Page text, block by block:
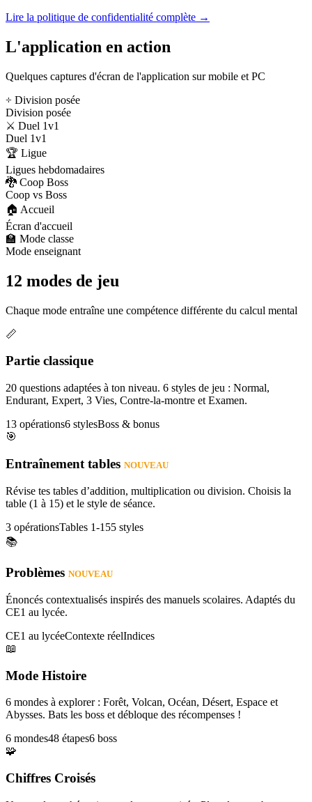
Lire la politique de confidentialité complète →
L'application en action
Quelques captures d'écran de l'application sur mobile et PC
÷ Division posée
Division posée
⚔️ Duel 1v1
Duel 1v1
🏆 Ligue
Ligues hebdomadaires
🐉 Coop Boss
Coop vs Boss
🏠 Accueil
Écran d'accueil
🏫 Mode classe
Mode enseignant
12 modes de jeu
Chaque mode entraîne une compétence différente du calcul mental
📏
Partie classique
20 questions adaptées à ton niveau. 6 styles de jeu : Normal,
Endurant, Expert, 3 Vies, Contre-la-montre et Examen.
13 opérations6 stylesBoss & bonus
🎯
Entraînement tables NOUVEAU
Révise tes tables d’addition, multiplication ou division. Choisis la
table (1 à 15) et le style de séance.
3 opérationsTables 1-155 styles
📚
Problèmes NOUVEAU
Énoncés contextualisés inspirés des manuels scolaires. Adaptés du
CE1 au lycée.
CE1 au lycéeContexte réelIndices
📖
Mode Histoire
6 mondes à explorer : Forêt, Volcan, Océan, Désert, Espace et
Abysses. Bats les boss et débloque des récompenses !
6 mondes48 étapes6 boss
🧩
Chiffres Croisés